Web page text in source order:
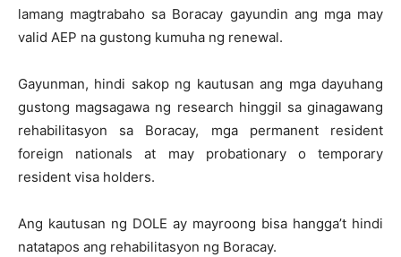
lamang magtrabaho sa Boracay gayundin ang mga may
valid AEP na gustong kumuha ng renewal.
Gayunman, hindi sakop ng kautusan ang mga dayuhang
gustong magsagawa ng research hinggil sa ginagawang
rehabilitasyon sa Boracay, mga permanent resident
foreign nationals at may probationary o temporary
resident visa holders.
Ang kautusan ng DOLE ay mayroong bisa hangga’t hindi
natatapos ang rehabilitasyon ng Boracay.